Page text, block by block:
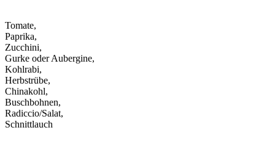
Tomate,
Paprika,
Zucchini,
Gurke oder Aubergine,
Kohlrabi,
Herbstrübe,
Chinakohl,
Buschbohnen,
Radiccio/Salat,
Schnittlauch